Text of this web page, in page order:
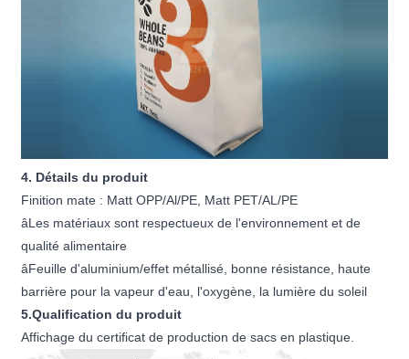
4. Détails du produit
Finition mate : Matt OPP/Al/PE, Matt PET/AL/PE
âLes matériaux sont respectueux de l'environnement et de
qualité alimentaire
âFeuille d'aluminium/effet métallisé, bonne résistance, haute
barrière pour la vapeur d'eau, l'oxygène, la lumière du soleil
5.Qualification du produit
Affichage du certificat de production de sacs en plastique.